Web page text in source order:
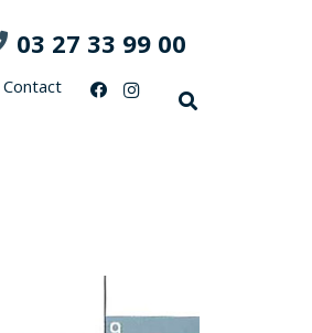
03 27 33 99 00
Contact